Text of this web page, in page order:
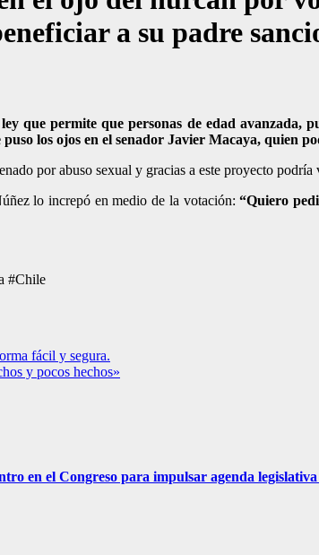
a su padre
que permite que personas de edad
los ojos en el senador Javier Macaya, quien
por abuso sexual y gracias a este proyecto
lo increpó en medio de la votación:“Quiero
#Chile
fácil y segura.
y pocos hechos»
en el Congreso para impulsar agenda